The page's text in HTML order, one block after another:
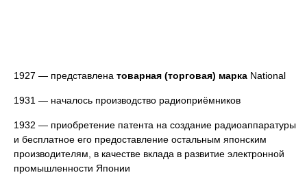
1927 — представлена товарная (торговая) марка National
1931 — началось производство радиоприёмников
1932 — приобретение патента на создание радиоаппаратуры
и бесплатное его предоставление остальным японским
производителям, в качестве вклада в развитие электронной
промышленности Японии